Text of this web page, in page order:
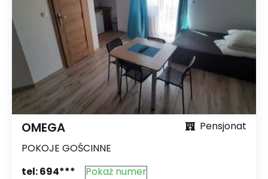
OMEGA
Pensjonat
POKOJE GOŚCINNE
tel:694***
Pokaż numer